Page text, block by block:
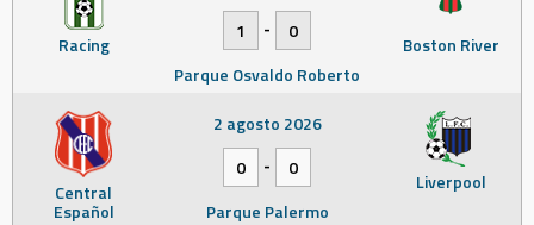
Racing Boston River
1
-
0
Parque Osvaldo Roberto
Central
Español
Liverpool
2 agosto 2026
0
-
0
Parque Palermo